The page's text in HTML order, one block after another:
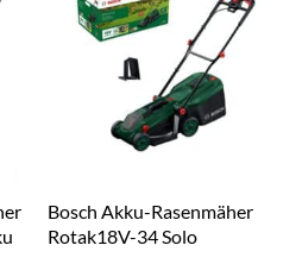
Bosch Akku-Rasenmäher
Rotak18V-34 Solo